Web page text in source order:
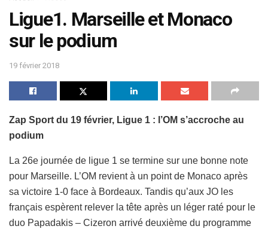
Ligue1. Marseille et Monaco
sur le podium
19 février 2018
Zap Sport du 19 février, Ligue 1 : l’OM s’accroche au
podium
La 26e journée de ligue 1 se termine sur une bonne note
pour Marseille. L’OM revient à un point de Monaco après
sa victoire 1-0 face à Bordeaux. Tandis qu’aux JO les
français espèrent relever la tête après un léger raté pour le
duo Papadakis – Cizeron arrivé deuxième du programme